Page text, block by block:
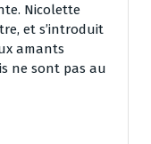
Nicolette
et s’introduit
amants
ne sont pas au